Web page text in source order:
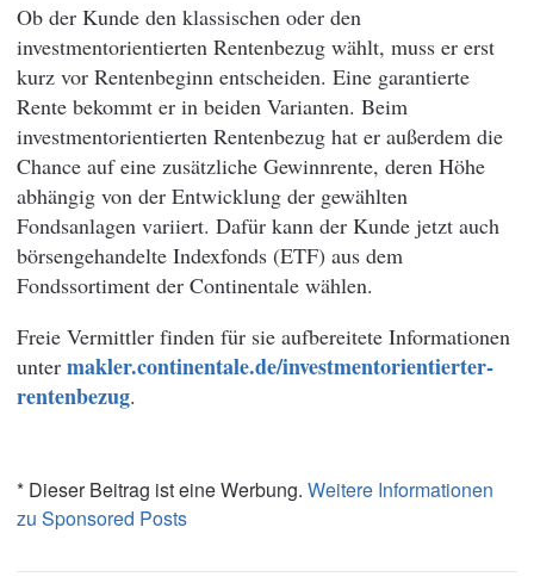
Ob der Kunde den klassischen oder den
investmentorientierten Rentenbezug wählt, muss er erst
kurz vor Rentenbeginn entscheiden. Eine garantierte
Rente bekommt er in beiden Varianten. Beim
investmentorientierten Rentenbezug hat er außerdem die
Chance auf eine zusätzliche Gewinnrente, deren Höhe
abhängig von der Entwicklung der gewählten
Fondsanlagen variiert. Dafür kann der Kunde jetzt auch
börsengehandelte Indexfonds (ETF) aus dem
Fondssortiment der Continentale wählen.
Freie Vermittler finden für sie aufbereitete Informationen
unter makler.continentale.de/investmentorientierter-
rentenbezug.
* Dieser Beitrag ist eine Werbung. Weitere Informationen
zu Sponsored Posts